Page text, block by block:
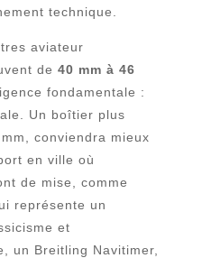
technique.
aviateur
de 40 mm à 46
fondamentale :
Un boîtier plus
conviendra mieux
en ville où
de mise, comme
représente un
et
un Breitling Navitimer,